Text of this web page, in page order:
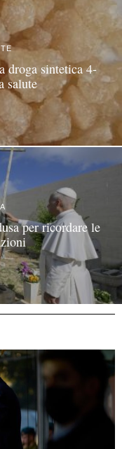
droga sintetica 4-
salute
per ricordare le